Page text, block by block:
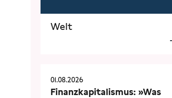
Welt
01.08.2026
Finanzkapitalismus: »Was